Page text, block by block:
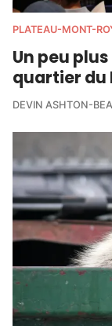
PLATEAU-MONT-
Un peu
quartier du
DEVIN ASHTON-